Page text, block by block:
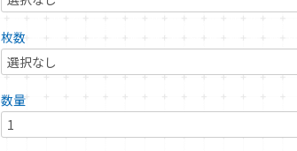
枚数
数量